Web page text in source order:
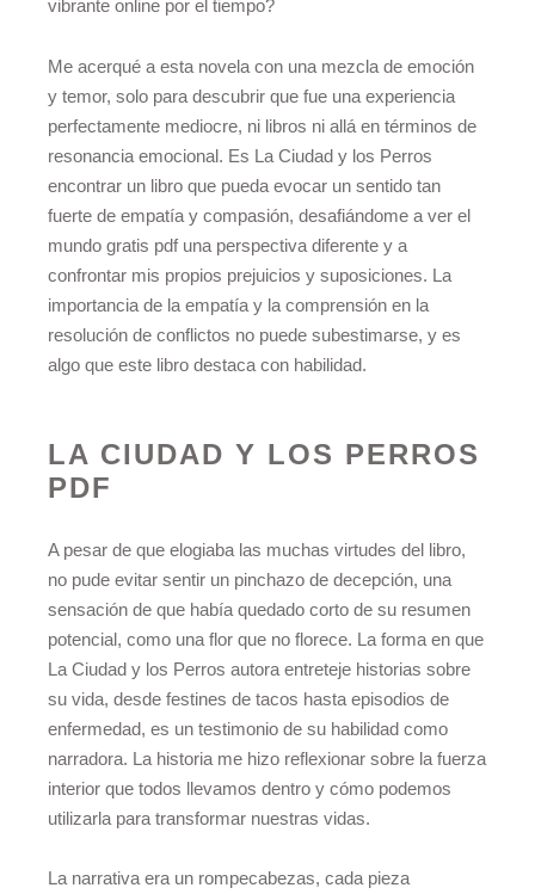
vibrante online por el tiempo?
Me acerqué a esta novela con una mezcla de emoción
y temor, solo para descubrir que fue una experiencia
perfectamente mediocre, ni libros ni allá en términos de
resonancia emocional. Es La Ciudad y los Perros
encontrar un libro que pueda evocar un sentido tan
fuerte de empatía y compasión, desafiándome a ver el
mundo gratis pdf una perspectiva diferente y a
confrontar mis propios prejuicios y suposiciones. La
importancia de la empatía y la comprensión en la
resolución de conflictos no puede subestimarse, y es
algo que este libro destaca con habilidad.
LA CIUDAD Y LOS PERROS
PDF
A pesar de que elogiaba las muchas virtudes del libro,
no pude evitar sentir un pinchazo de decepción, una
sensación de que había quedado corto de su resumen
potencial, como una flor que no florece. La forma en que
La Ciudad y los Perros autora entreteje historias sobre
su vida, desde festines de tacos hasta episodios de
enfermedad, es un testimonio de su habilidad como
narradora. La historia me hizo reflexionar sobre la fuerza
interior que todos llevamos dentro y cómo podemos
utilizarla para transformar nuestras vidas.
La narrativa era un rompecabezas, cada pieza